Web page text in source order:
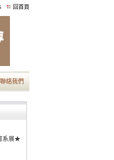
回首頁
聯絡我們
系展★